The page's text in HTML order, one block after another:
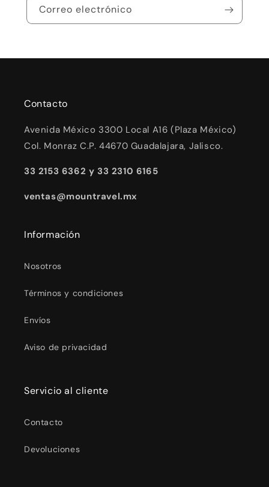
Correo electrónico
Contacto
Avenida México 3300 Local A16 (Plaza México)
Col. Monraz C.P. 44670 Guadalajara, Jalisco.
33 2153 6362 y 33 2310 6165
ventas@mountravel.mx
Información
Nosotros
Términos y condiciones
Envíos
Aviso de privacidad
Servicio al cliente
Contacto
Devoluciones